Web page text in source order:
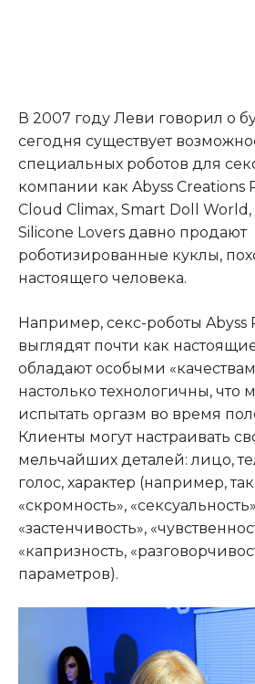
В 2007 году Леви говорил о
сегодня существует
специальных роботов для
компании как Abyss Creations
Cloud Climax, Smart Doll
Silicone Lovers давно продают
роботизированные куклы,
настоящего человека.
Например, секс-роботы Abyss
выглядят почти как
обладают особыми
настолько технологичны, что
испытать оргазм во время
Клиенты могут настраивать
мельчайших деталей: лицо,
голос, характер (например,
«скромность»,
«застенчивость»,
«капризность,
параметров).